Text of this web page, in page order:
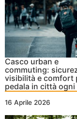
Casco urban e
commuting:
visibilità e comfort
pedala in città
16 Aprile 2026